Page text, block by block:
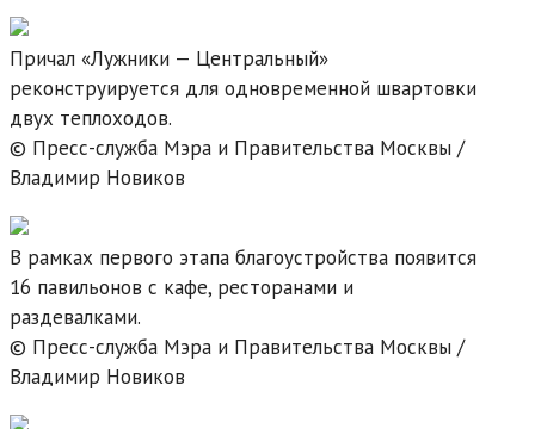
Причал «Лужники — Центральный»
реконструируется для одновременной швартовки
двух теплоходов.
© Пресс-служба Мэра и Правительства Москвы /
Владимир Новиков
В рамках первого этапа благоустройства появится
16 павильонов с кафе, ресторанами и
раздевалками.
© Пресс-служба Мэра и Правительства Москвы /
Владимир Новиков